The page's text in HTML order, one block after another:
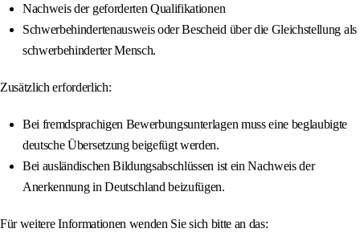
Nachweis der geforderten Qualifikationen
Schwerbehindertenausweis oder Bescheid über die Gleichstellung als
schwerbehinderter Mensch.
Zusätzlich erforderlich:
Bei fremdsprachigen Bewerbungsunterlagen muss eine beglaubigte
deutsche Übersetzung beigefügt werden.
Bei ausländischen Bildungsabschlüssen ist ein Nachweis der
Anerkennung in Deutschland beizufügen.
Für weitere Informationen wenden Sie sich bitte an das: